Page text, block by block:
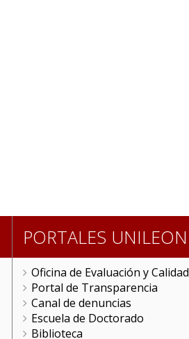
PORTALES UNILEON
Oficina de Evaluación y Calidad
Portal de Transparencia
Canal de denuncias
Escuela de Doctorado
Biblioteca